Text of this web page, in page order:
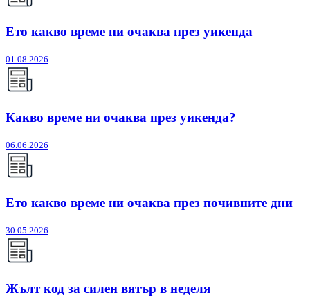
Ето какво време ни очаква през уикенда
01.08.2026
Какво време ни очаква през уикенда?
06.06.2026
Ето какво време ни очаква през почивните дни
30.05.2026
Жълт код за силен вятър в неделя